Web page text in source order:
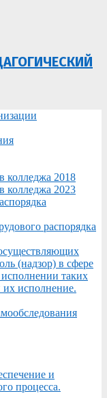
колледжа 2018
колледжа 2023
распорядка
(надзор) в сфере
таких
исполнение.
и
процесса.